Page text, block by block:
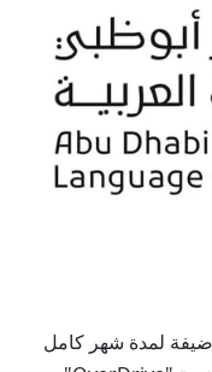
ضيفة لمدة شهر كامل